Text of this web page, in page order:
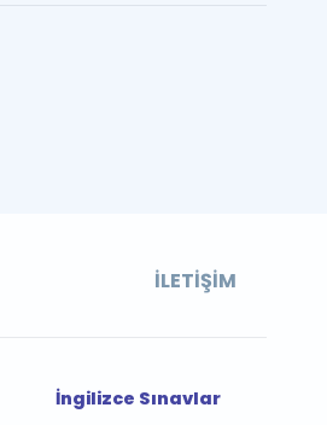
İLETIŞIM
İngilizce Sınavlar